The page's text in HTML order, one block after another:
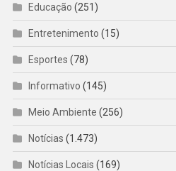
Educação (251)
Entretenimento (15)
Esportes (78)
Informativo (145)
Meio Ambiente (256)
Notícias (1.473)
Notícias Locais (169)